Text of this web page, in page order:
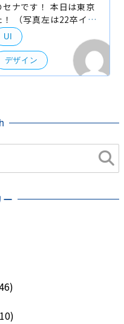
本日は東京
（写真左は22卒イン
、東京ビッグサイトがある国際
UI
デザイン
ー